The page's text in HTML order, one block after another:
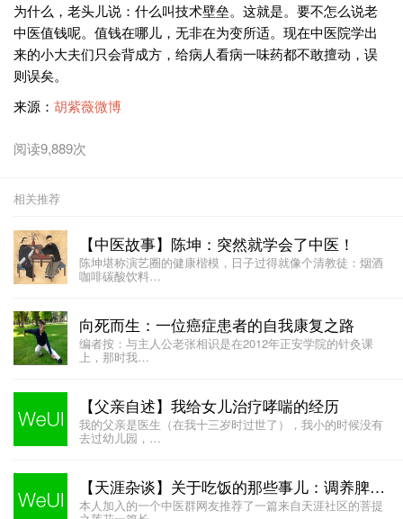
为什么，老头儿说：什么叫技术壁垒。这就是。要不怎么说老
中医值钱呢。值钱在哪儿，无非在为变所适。现在中医院学出
来的小大夫们只会背成方，给病人看病一味药都不敢擅动，误
则误矣。
来源： 胡紫薇微博
阅读9,889次
相关推荐
【中医故事】陈坤：突然就学会了中医！
陈坤堪称演艺圈的健康楷模，日子过得就像个清教徒：烟酒
咖啡碳酸饮料…
向死而生：一位癌症患者的自我康复之路
编者按：与主人公老张相识是在2012年正安学院的针灸课
上，那时我…
【父亲自述】我给女儿治疗哮喘的经历
我的父亲是医生（在我十三岁时过世了），我小的时候没有
去过幼儿园，…
【天涯杂谈】关于吃饭的那些事儿：调养脾胃就是补益气血（原理篇）
本人加入的一个中医群网友推荐了一篇来自天涯社区的菩提